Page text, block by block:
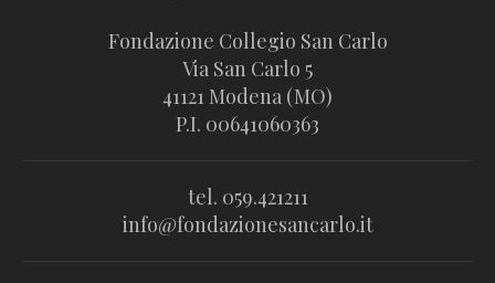
Fondazione Collegio San Carlo
Via San Carlo 5
41121 Modena (MO)
P.I. 00641060363
tel. 059.421211
info@fondazionesancarlo.it